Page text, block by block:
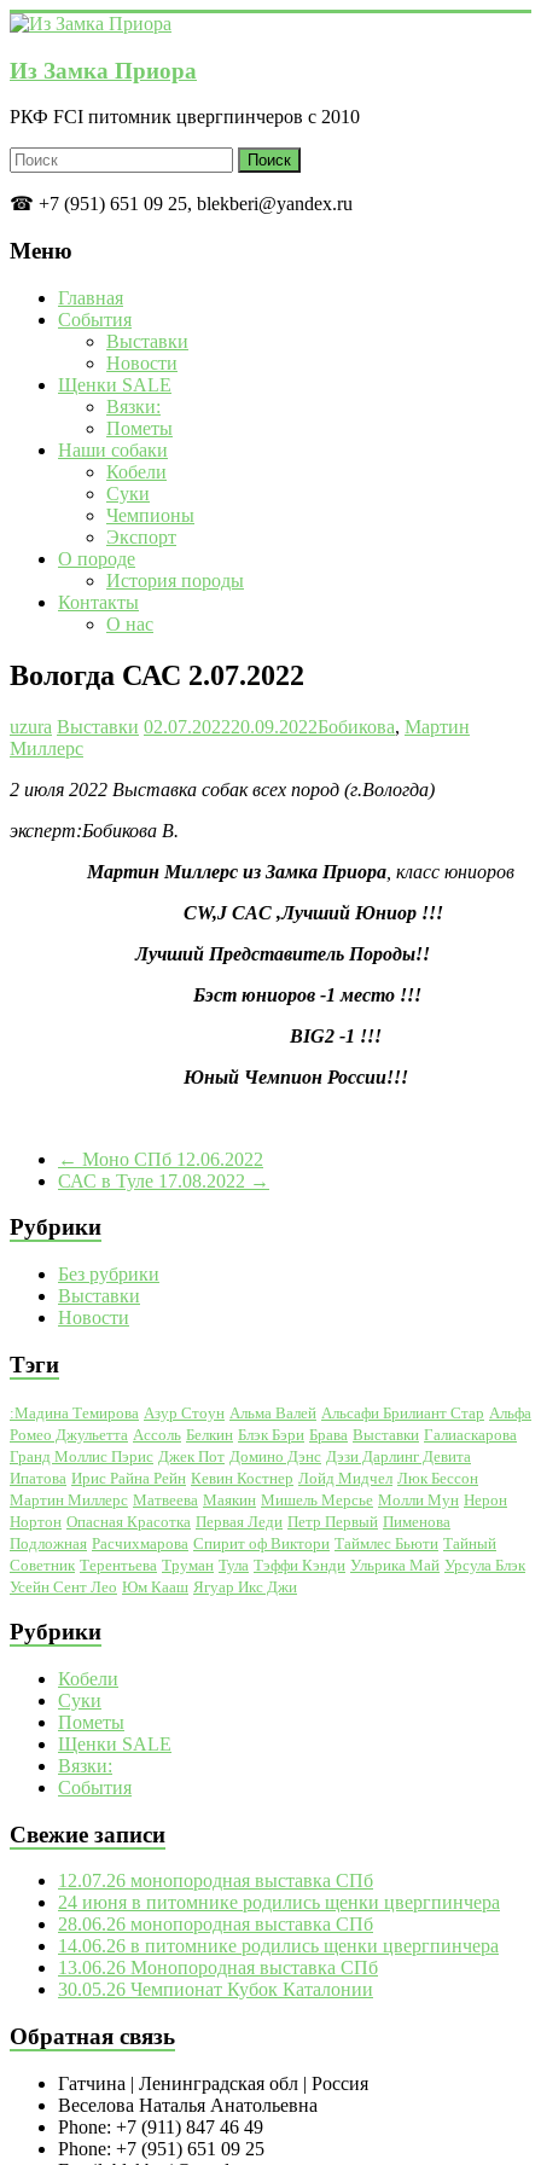
Перейти
содержимому
Из Замка Приора
РКФ FCI питомник цвергпинчеров с 2010
☎ +7 (951) 651 09 25, blekberi@yandex.ru
Меню
Главная
События
Выставки
Новости
Щенки SALE
Вязки:
Пометы
Наши собаки
Кобели
Суки
Чемпионы
Экспорт
О породе
История породы
Контакты
О нас
Вологда САС 2.07.2022
uzura Выставки 02.07.202220.09.2022Бобикова, Мартин
Миллерс
2 июля 2022 Выставка собак всех пород (г.Вологда)
эксперт:Бобикова В.
Мартин Миллерс из Замка Приора , класс юниоров
CW,J CAC ,Лучший Юниор !!!
Лучший Представитель Породы!!
Бэст юниоров -1 место !!!
BIG2 -1 !!!
Юный Чемпион России!!!
← Моно СПб 12.06.2022
САС в Туле 17.08.2022 →
Рубрики
Без рубрики
Выставки
Новости
Тэги
:Мадина Темирова Азур Стоун Альма Валей Альсафи Брилиант Стар Альфа
Ромео Джульетта Ассоль Белкин Блэк Бэри Брава Выставки Галиаскарова
Гранд Моллис Пэрис Джек Пот Домино Дэнс Дэзи Дарлинг Девита
Ипатова Ирис Райна Рейн Кевин Костнер Лойд Мидчел Люк Бессон
Мартин Миллерс Матвеева Маякин Мишель Мерсье Молли Мун Нерон
Нортон Опасная Красотка Первая Леди Петр Первый Пименова
Подложная Расчихмарова Спирит оф Виктори Таймлес Бьюти Тайный
Советник Терентьева Труман Тула Тэффи Кэнди Ульрика Май Урсула Блэк
Усейн Сент Лео Юм Кааш Ягуар Икс Джи
Рубрики
Кобели
Суки
Пометы
Щенки SALE
Вязки:
События
Свежие записи
12.07.26 монопородная выставка СПб
24 июня в питомнике родились щенки цвергпинчера
28.06.26 монопородная выставка СПб
14.06.26 в питомнике родились щенки цвергпинчера
13.06.26 Монопородная выставка СПб
30.05.26 Чемпионат Кубок Каталонии
Обратная связь
Гатчина | Ленинградская обл | Россия
Веселова Наталья Анатольевна
Phone: +7 (911) 847 46 49
Phone: +7 (951) 651 09 25